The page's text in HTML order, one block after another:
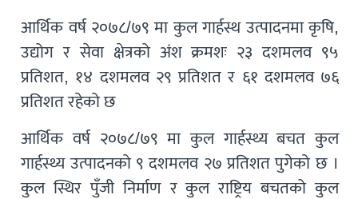
आर्थिक वर्ष २०७८/७९ मा कुल गार्हस्थ उत्पादनमा कृषि,
उद्योग र सेवा क्षेत्रको अंश क्रमशः २३ दशमलव ९५
प्रतिशत, १४ दशमलव २९ प्रतिशत र ६१ दशमलव ७६
प्रतिशत रहेको छ
आर्थिक वर्ष २०७८/७९ मा कुल गार्हस्थ्य बचत कुल
गार्हस्थ्य उत्पादनको ९ दशमलव २७ प्रतिशत पुगेको छ ।
कुल स्थिर पुँजी निर्माण र कुल राष्ट्रिय बचतको कुल